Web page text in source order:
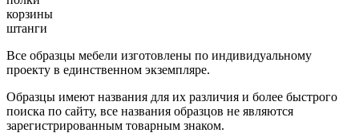
корзины
штанги
Все образцы мебели изготовлены по индивидуальному
проекту в единственном экземпляре.
Образцы имеют названия для их различия и более быстрого
поиска по сайту, все названия образцов не являются
зарегистрированным товарным знаком.